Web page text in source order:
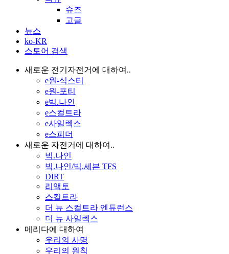
슈즈
고글
뉴스
ko-KR
스토어 검색
새로운 전기자전거에 대하여..
e원-식스티
e원-포티
e빅.나인
e스컬트라
e사일렉스
e스피더
새로운 자전거에 대하여..
빅.나인
빅.나인/빅.세븐 TFS
DIRT
리액토
스컬트라
더 뉴 스컬트라 엔듀런스
더 뉴 사일렉스
메리다에 대하여
우리의 사명
우리의 원칙